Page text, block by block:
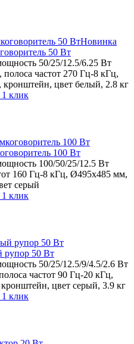
Новинка
50 Вт
50/25/12.5/6.25 Вт
частот 270 Гц-8 кГц,
цвет белый, 2.8 кг
клик
100 Вт
100/50/25/12.5 Вт
160 Гц-8 кГц, Ø495х485 мм,
серый
клик
рупор 50 Вт
50/25/12.5/9/4.5/2.6 Вт
частот 90 Гц-20 кГц,
цвет серый, 3.9 кг
клик